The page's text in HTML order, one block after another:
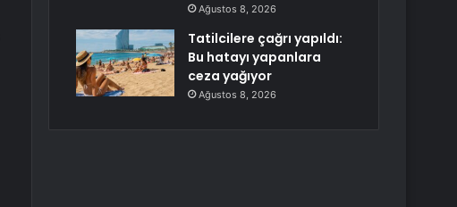
Ağustos 8, 2026
Tatilcilere çağrı yapıldı:
Bu hatayı yapanlara
ceza yağıyor
Ağustos 8, 2026